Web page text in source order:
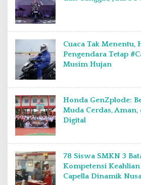
Cuaca Tak Menentu,
Pengendara Tetap
Musim Hujan
Honda GenZplode:
Muda Cerdas,
Digital
78 Siswa SMKN 3
Kompetensi Keahlian
Capella Dinamik